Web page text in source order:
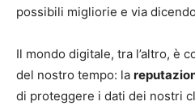
possibili migliorie e via
Il mondo digitale, tra l’altro, è
del nostro tempo: la
di proteggere i dati dei nostri